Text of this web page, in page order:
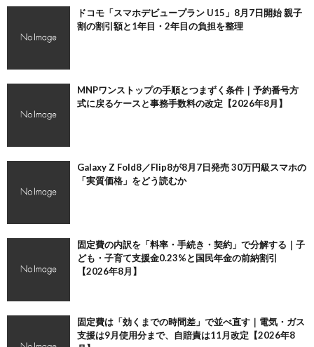
ドコモ「スマホデビュープラン U15」8月7日開始 親子
割の割引額と1年目・2年目の負担を整理
MNPワンストップの手順とつまずく条件｜予約番号方
式に戻るケースと事務手数料の改定【2026年8月】
Galaxy Z Fold8／Flip8が8月7日発売 30万円級スマホの
「実質価格」をどう読むか
固定費の内訳を「料率・手続き・契約」で分解する｜子
ども・子育て支援金0.23%と国民年金の前納割引
【2026年8月】
固定費は「効くまでの時間差」で並べ直す｜電気・ガス
支援は9月使用分まで、自賠責は11月改定【2026年8